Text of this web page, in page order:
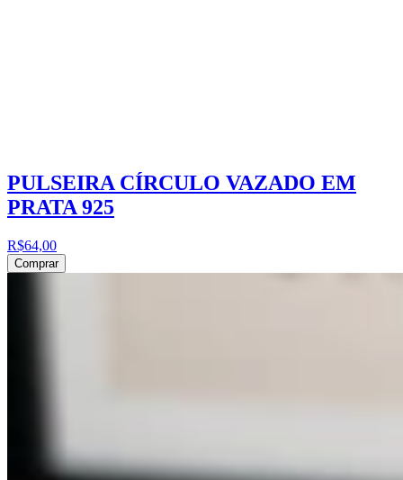
PULSEIRA CÍRCULO VAZADO EM
PRATA 925
R$64,00
Comprar